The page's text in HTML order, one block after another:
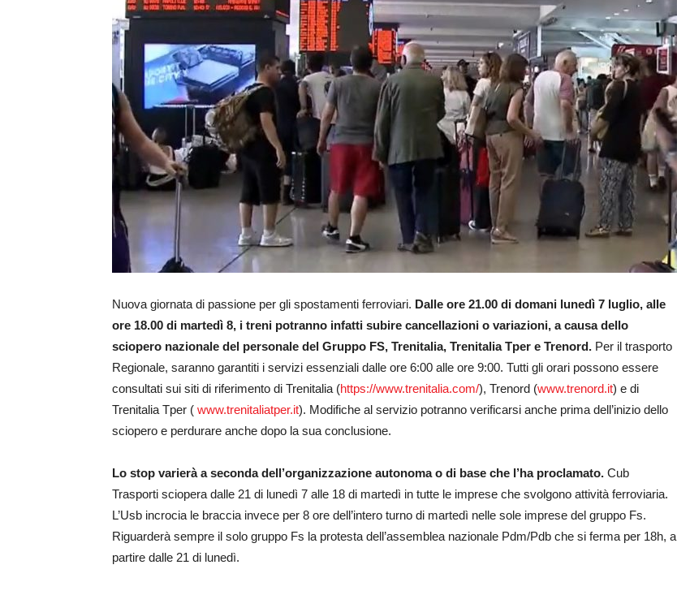
Nuova giornata di passione per gli spostamenti ferroviari. Dalle ore 21.00 di domani lunedì 7 luglio, alle
ore 18.00 di martedì 8, i treni potranno infatti subire cancellazioni o variazioni, a causa dello
sciopero nazionale del personale del Gruppo FS, Trenitalia, Trenitalia Tper e Trenord. Per il trasporto
Regionale, saranno garantiti i servizi essenziali dalle ore 6:00 alle ore 9:00. Tutti gli orari possono essere
consultati sui siti di riferimento di Trenitalia (https://www.trenitalia.com/), Trenord (www.trenord.it) e di
Trenitalia Tper ( www.trenitaliatper.it). Modifiche al servizio potranno verificarsi anche prima dell’inizio dello
sciopero e perdurare anche dopo la sua conclusione.
Lo stop varierà a seconda dell’organizzazione autonoma o di base che l’ha proclamato. Cub
Trasporti sciopera dalle 21 di lunedì 7 alle 18 di martedì in tutte le imprese che svolgono attività ferroviaria.
L’Usb incrocia le braccia invece per 8 ore dell’intero turno di martedì nelle sole imprese del gruppo Fs.
Riguarderà sempre il solo gruppo Fs la protesta dell’assemblea nazionale Pdm/Pdb che si ferma per 18h, a
partire dalle 21 di lunedì.